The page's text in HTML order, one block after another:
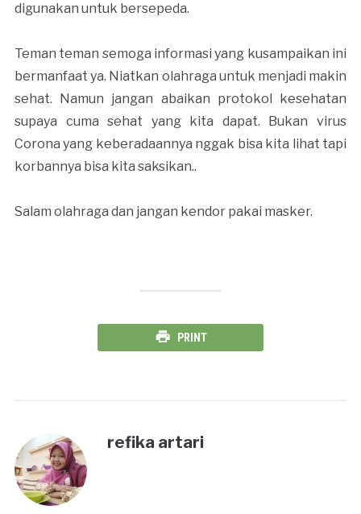
digunakan untuk bersepeda.
Teman teman semoga informasi yang kusampaikan ini
bermanfaat ya. Niatkan olahraga untuk menjadi makin
sehat. Namun jangan abaikan protokol kesehatan
supaya cuma sehat yang kita dapat. Bukan virus
Corona yang keberadaannya nggak bisa kita lihat tapi
korbannya bisa kita saksikan..
Salam olahraga dan jangan kendor pakai masker.
PRINT
refika artari